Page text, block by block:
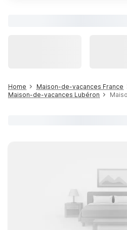
Home
Maison-de-vacances France
Maison-de-vacances Lubéron